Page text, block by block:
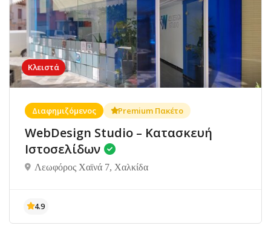
Κλειστά
Διαφημιζόμενος Premium Πακέτο
WebDesign Studio – Κατασκευή
Ιστοσελίδων
Λεωφόρος Χαϊνά 7, Χαλκίδα